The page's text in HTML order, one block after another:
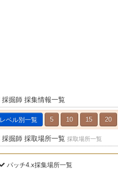
採掘師 採集情報一覧
レベル別一覧 5 10 15 20
採掘師 採取場所一覧 採取場所一覧
パッチ4.x採集場所一覧